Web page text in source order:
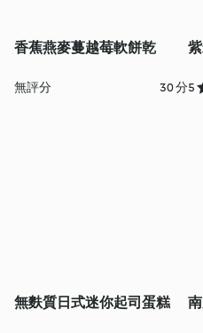
香蕉燕麥蔓越莓軟餅乾
無評分 30 分5
無麩質日式迷你起司蛋糕